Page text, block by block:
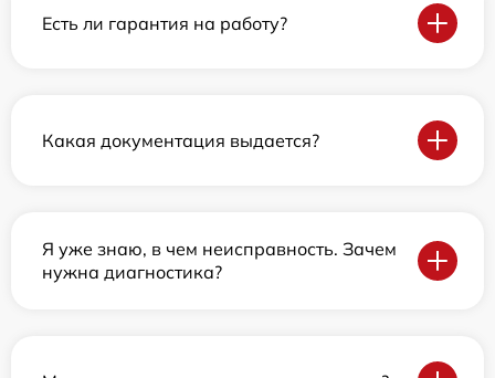
Есть ли гарантия на работу?
Какая документация выдается?
Я уже знаю, в чем неисправность. Зачем
нужна диагностика?